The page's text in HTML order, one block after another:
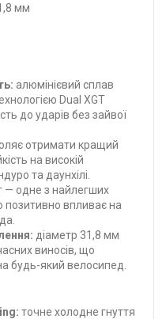
мм
алюмінієвий сплав
Dual XGT
до ударів без зайвої
отримати кращий
на високій
та даунхілі.
— одне з найлегших
позитивно впливає на
діаметр 31,8 мм
виносів, що
будь-який велосипед.
точне холодне гнуття